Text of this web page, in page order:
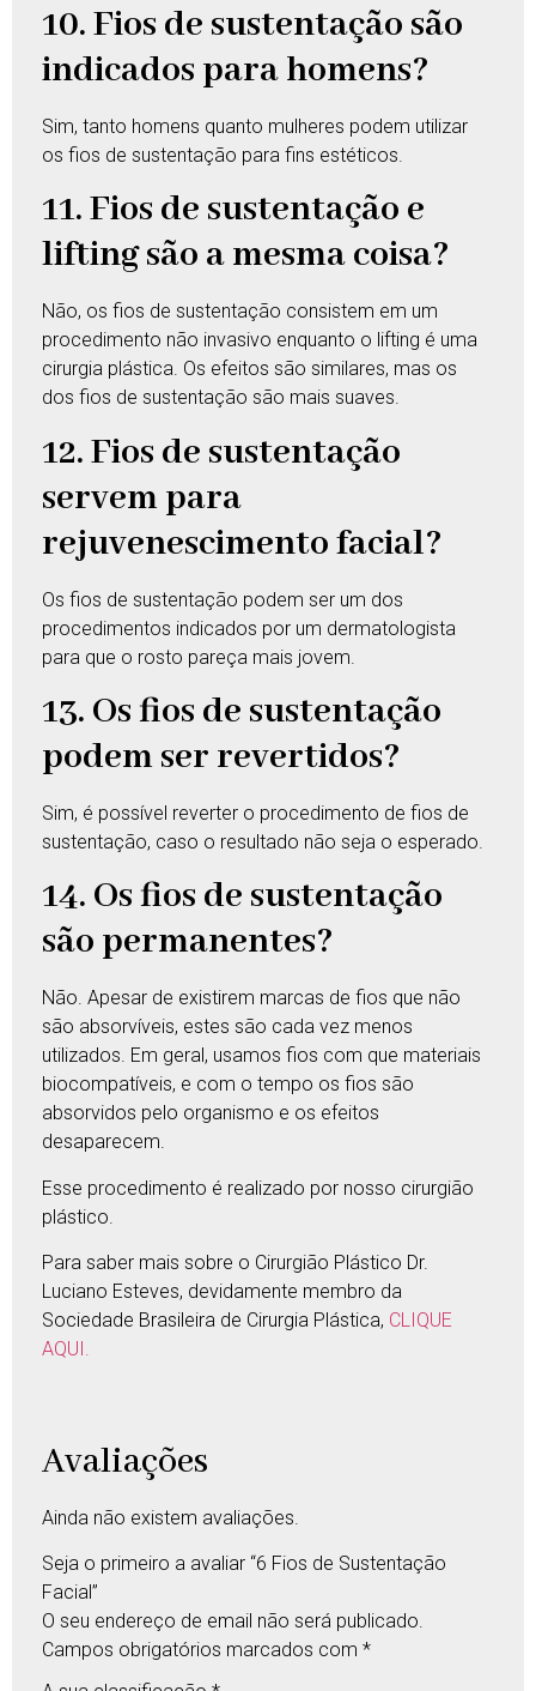
10. Fios de sustentação são
indicados para homens?
Sim, tanto homens quanto mulheres podem utilizar
os fios de sustentação para fins estéticos.
11. Fios de sustentação e
lifting são a mesma coisa?
Não, os fios de sustentação consistem em um
procedimento não invasivo enquanto o lifting é uma
cirurgia plástica. Os efeitos são similares, mas os
dos fios de sustentação são mais suaves.
12. Fios de sustentação
servem para
rejuvenescimento facial?
Os fios de sustentação podem ser um dos
procedimentos indicados por um dermatologista
para que o rosto pareça mais jovem.
13. Os fios de sustentação
podem ser revertidos?
Sim, é possível reverter o procedimento de fios de
sustentação, caso o resultado não seja o esperado.
14. Os fios de sustentação
são permanentes?
Não. Apesar de existirem marcas de fios que não
são absorvíveis, estes são cada vez menos
utilizados. Em geral, usamos fios com que materiais
biocompatíveis, e com o tempo os fios são
absorvidos pelo organismo e os efeitos
desaparecem.
Esse procedimento é realizado por nosso cirurgião
plástico.
Para saber mais sobre o Cirurgião Plástico Dr.
Luciano Esteves, devidamente membro da
Sociedade Brasileira de Cirurgia Plástica, CLIQUE
AQUI.
Avaliações
Ainda não existem avaliações.
Seja o primeiro a avaliar “6 Fios de Sustentação
Facial”
O seu endereço de email não será publicado.
Campos obrigatórios marcados com *